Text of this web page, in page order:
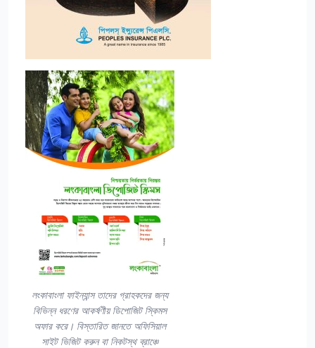
লংকাবাংলা ফাইন্যান্স তাদের গ্রাহকদের জন্য
বিভিন্ন ধরণের আকর্ষণীয় ডিপোজিট স্কিমস
অফার করে। বিস্তারিত জানতে অফিসিয়াল
সাইট ভিজিট করুন বা নিকটস্থ ব্রাঞ্চে